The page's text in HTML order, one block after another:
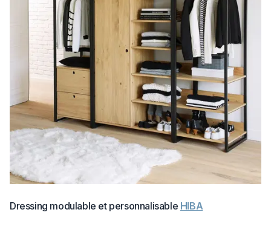
Dressing modulable et personnalisable HIBA